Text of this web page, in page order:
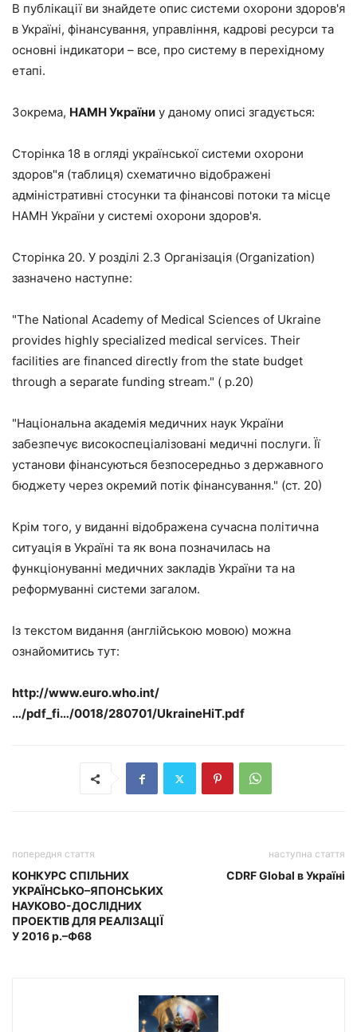
В публікації ви знайдете опис системи охорони здоров'я
в Україні, фінансування, управління, кадрові ресурси та
основні індикатори – все, про систему в перехідному
етапі.
Зокрема, НАМН України у даному описі згадується:
Сторінка 18 в огляді української системи охорони
здоров"я (таблиця) схематично відображені
адміністративні стосунки та фінансові потоки та місце
НАМН України у системі охорони здоров'я.
Сторінка 20. У розділі 2.3 Організація (Organization)
зазначено наступне:
"The National Academy of Medical Sciences of Ukraine
provides highly specialized medical services. Their
facilities are financed directly from the state budget
through a separate funding stream." ( p.20)
"Національна академія медичних наук України
забезпечує високоспеціалізовані медичні послуги. Її
установи фінансуються безпосередньо з державного
бюджету через окремий потік фінансування." (ст. 20)
Крім того, у виданні відображена сучасна політична
ситуація в Україні та як вона позначилась на
функціонуванні медичних закладів України та на
реформуванні системи загалом.
Із текстом видання (англійською мовою) можна
ознайомитись тут:
http://www.euro.who.int/
…/pdf_fi…/0018/280701/UkraineHiT.pdf
попередня стаття
КОНКУРС СПІЛЬНИХ
УКРАЇНСЬКО–ЯПОНСЬКИХ
НАУКОВО-ДОСЛІДНИХ
ПРОЕКТІВ ДЛЯ РЕАЛІЗАЦІЇ
У 2016 р.–Ф68
наступна стаття
CDRF Global в Україні